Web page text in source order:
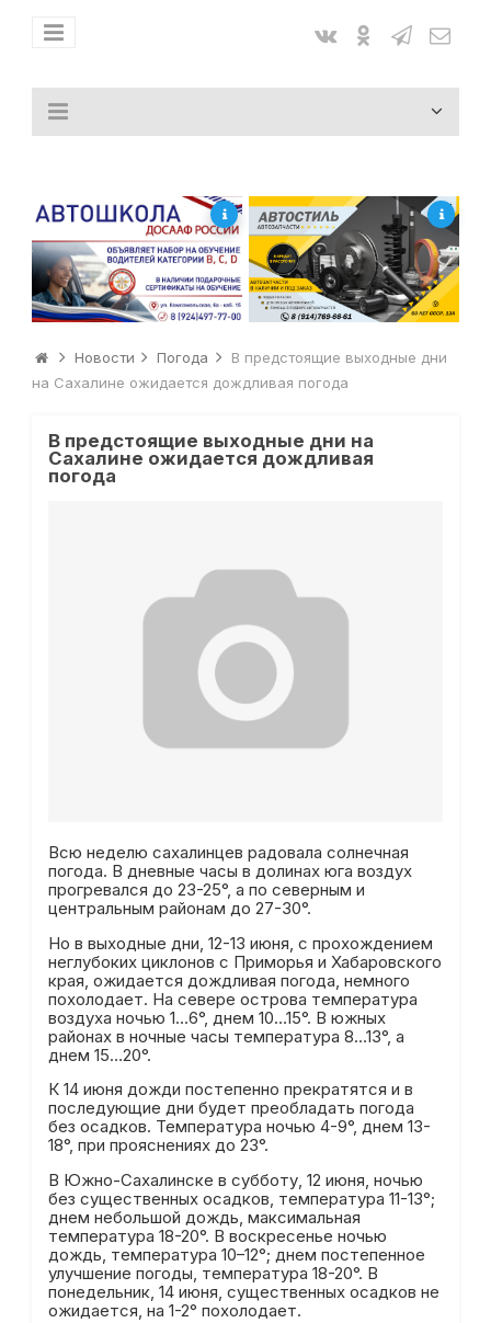
Новости Погода
В предстоящие выходные дни
на Сахалине ожидается дождливая погода
В предстоящие выходные дни на
Сахалине ожидается дождливая
погода
Всю неделю сахалинцев радовала солнечная
погода. В дневные часы в долинах юга воздух
прогревался до 23-25°, а по северным и
центральным районам до 27-30°.
Но в выходные дни, 12-13 июня, с прохождением
неглубоких циклонов с Приморья и Хабаровского
края, ожидается дождливая погода, немного
похолодает. На севере острова температура
воздуха ночью 1…6°, днем 10…15°. В южных
районах в ночные часы температура 8…13°, а
днем 15…20°.
К 14 июня дожди постепенно прекратятся и в
последующие дни будет преобладать погода
без осадков. Температура ночью 4-9°, днем 13-
18°, при прояснениях до 23°.
В Южно-Сахалинске в субботу, 12 июня, ночью
без существенных осадков, температура 11-13°;
днем небольшой дождь, максимальная
температура 18-20°. В воскресенье ночью
дождь, температура 10–12°; днем постепенное
улучшение погоды, температура 18-20°. В
понедельник, 14 июня, существенных осадков не
ожидается, на 1-2° похолодает.